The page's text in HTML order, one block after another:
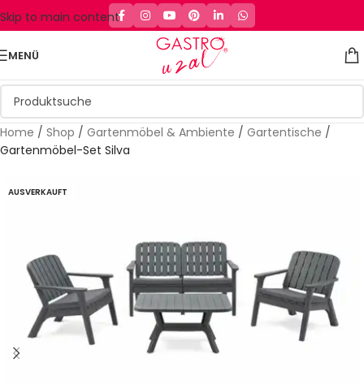
Skip to main content
MENÜ
Home / Shop / Gartenmöbel & Ambiente / Gartentische /
Gartenmöbel-Set Silva
AUSVERKAUFT